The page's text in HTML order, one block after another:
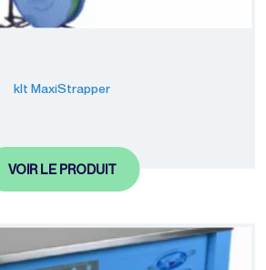
kIt MaxiStrapper
VOIR LE PRODUIT